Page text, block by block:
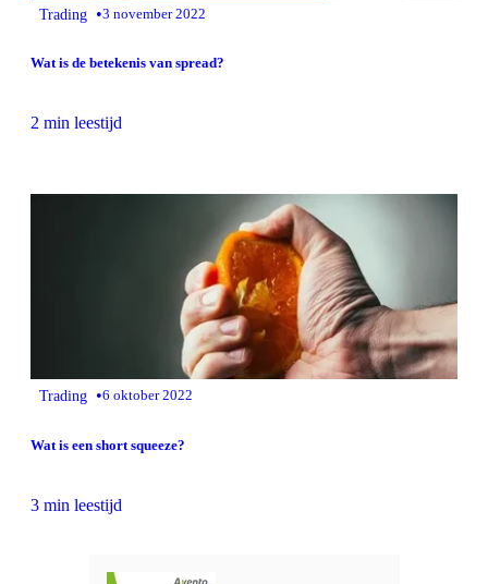
Trading •3 november 2022
Wat is de betekenis van spread?
2 min leestijd
Trading •6 oktober 2022
Wat is een short squeeze?
3 min leestijd